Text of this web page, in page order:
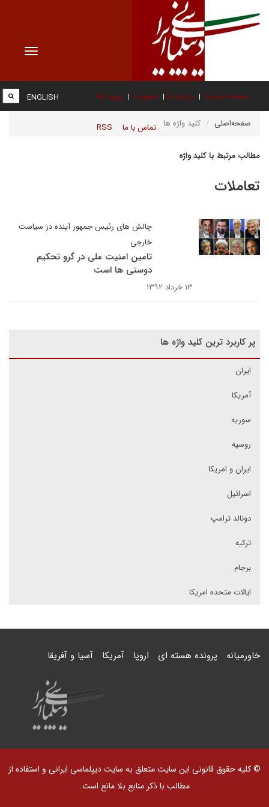
Toggle
صفحه نخست درباره ما عضویت پیوند ها
تماس با ما RSS
ENGLISH
صفحه‌اصلی کلید واژه ها
مطالب مرتبط با کلید واژه
تعاملات
چالش های رئیس جمهور آینده در سیاست
خارجی
تامین امنیت ملی در گرو تحکیم
دوستی ها است
۱۳ خرداد ۱۳۹۲
پر کاربرد ترین کلید واژه ها
ایران
آمریکا
سوریه
روسیه
ایران و امریکا
اسرائیل
دونالد ترامپ
ترکیه
برجام
ایالات متحده امریکا
خاورمیانه پرونده هسته ای اروپا آمریکا آسیا و آفریقا
© کلیه حقوق قانونی این سایت متعلق به سایت دیپلماسی ایرانی و استفاده از
مطالب با ذکر منابع بلا مانع است.